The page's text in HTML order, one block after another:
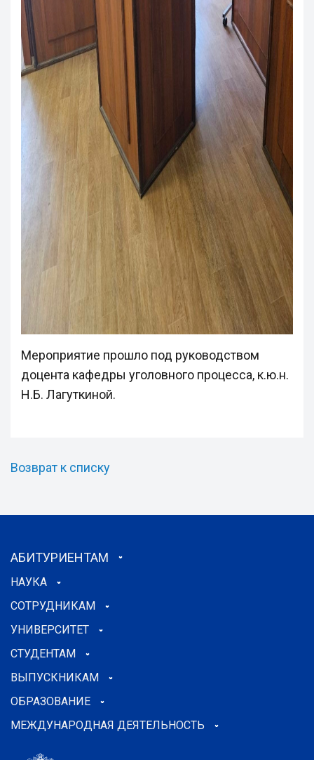
Мероприятие прошло под руководством
доцента кафедры уголовного процесса, к.ю.н.
Н.Б. Лагуткиной.
Возврат к списку
АБИТУРИЕНТАМ
НАУКА
СОТРУДНИКАМ
УНИВЕРСИТЕТ
СТУДЕНТАМ
ВЫПУСКНИКАМ
ОБРАЗОВАНИЕ
МЕЖДУНАРОДНАЯ ДЕЯТЕЛЬНОСТЬ